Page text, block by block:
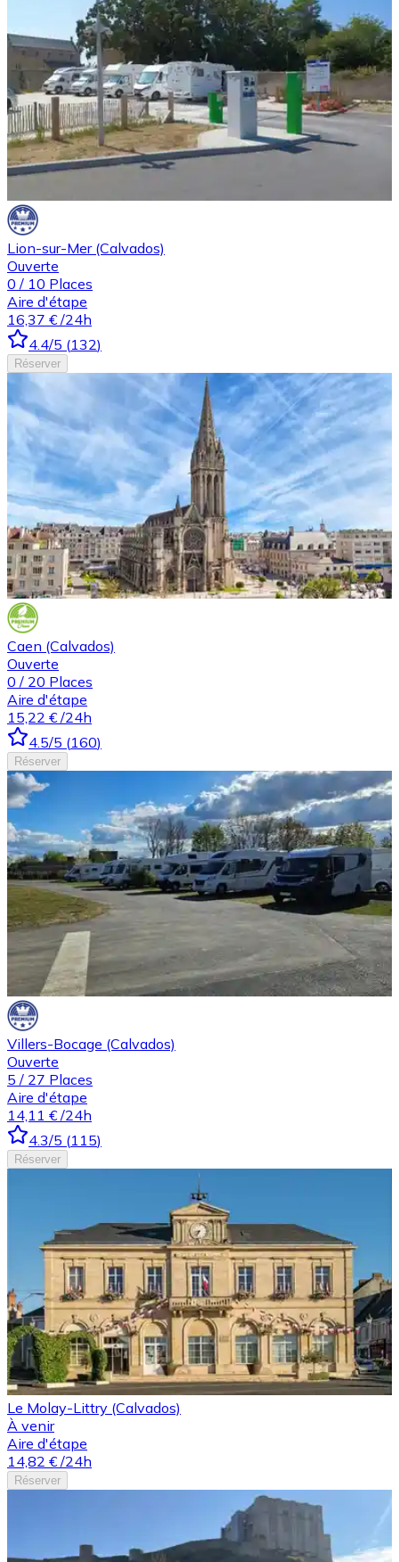
Lion-sur-Mer (Calvados)
Ouverte
0 / 10 Places
Aire d'étape
16,37 € /24h
4.4/5 (132)
Réserver
Caen (Calvados)
Ouverte
0 / 20 Places
Aire d'étape
15,22 € /24h
4.5/5 (160)
Réserver
Villers-Bocage (Calvados)
Ouverte
5 / 27 Places
Aire d'étape
14,11 € /24h
4.3/5 (115)
Réserver
Le Molay-Littry (Calvados)
À venir
Aire d'étape
14,82 € /24h
Réserver